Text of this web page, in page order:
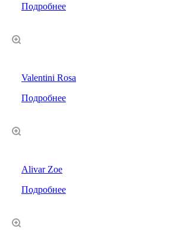
Подробнее
Valentini Rosa
Подробнее
Alivar Zoe
Подробнее